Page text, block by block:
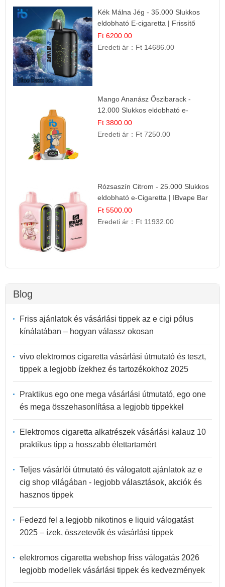
Kék Málna Jég - 35.000 Slukkos
eldobható E-cigaretta | Frissítő
Ízélmény
Ft 6200.00
Eredeti ár： Ft 14686.00
Mango Ananász Őszibarack -
12.000 Slukkos eldobható e-
Cigaretta
Ft 3800.00
Eredeti ár： Ft 7250.00
Rózsaszín Citrom - 25.000 Slukkos
eldobható e-Cigaretta | IBvape Bar
Ft 5500.00
Eredeti ár： Ft 11932.00
Blog
Friss ajánlatok és vásárlási tippek az e cigi pólus
kínálatában – hogyan válassz okosan
vivo elektromos cigaretta vásárlási útmutató és teszt,
tippek a legjobb ízekhez és tartozékokhoz 2025
Praktikus ego one mega vásárlási útmutató, ego one
és mega összehasonlítása a legjobb tippekkel
Elektromos cigaretta alkatrészek vásárlási kalauz 10
praktikus tipp a hosszabb élettartamért
Teljes vásárlói útmutató és válogatott ajánlatok az e
cig shop világában - legjobb választások, akciók és
hasznos tippek
Fedezd fel a legjobb nikotinos e liquid válogatást
2025 – ízek, összetevők és vásárlási tippek
elektromos cigaretta webshop friss válogatás 2026
legjobb modellek vásárlási tippek és kedvezmények